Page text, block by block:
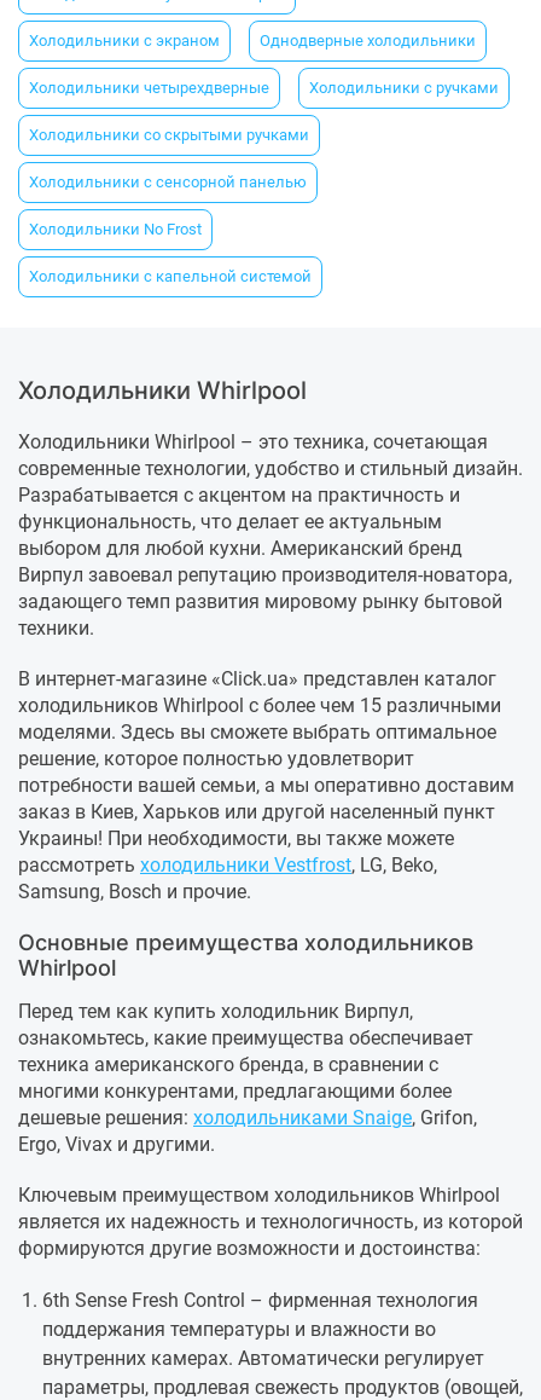
Холодильники с экраном Однодверные холодильники
Холодильники четырехдверные Холодильники с ручками
Холодильники со скрытыми ручками
Холодильники с сенсорной панелью
Холодильники No Frost
Холодильники с капельной системой
Холодильники Whirlpool
Холодильники Whirlpool – это техника, сочетающая
современные технологии, удобство и стильный дизайн.
Разрабатывается с акцентом на практичность и
функциональность, что делает ее актуальным
выбором для любой кухни. Американский бренд
Вирпул завоевал репутацию производителя-новатора,
задающего темп развития мировому рынку бытовой
техники.
В интернет-магазине «Click.ua» представлен каталог
холодильников Whirlpool с более чем 15 различными
моделями. Здесь вы сможете выбрать оптимальное
решение, которое полностью удовлетворит
потребности вашей семьи, а мы оперативно доставим
заказ в Киев, Харьков или другой населенный пункт
Украины! При необходимости, вы также можете
рассмотреть холодильники Vestfrost, LG, Beko,
Samsung, Bosch и прочие.
Основные преимущества холодильников
Whirlpool
Перед тем как купить холодильник Вирпул,
ознакомьтесь, какие преимущества обеспечивает
техника американского бренда, в сравнении с
многими конкурентами, предлагающими более
дешевые решения: холодильниками Snaige, Grifon,
Ergo, Vivax и другими.
Ключевым преимуществом холодильников Whirlpool
является их надежность и технологичность, из которой
формируются другие возможности и достоинства:
6th Sense Fresh Control – фирменная технология
поддержания температуры и влажности во
внутренних камерах. Автоматически регулирует
параметры, продлевая свежесть продуктов (овощей,